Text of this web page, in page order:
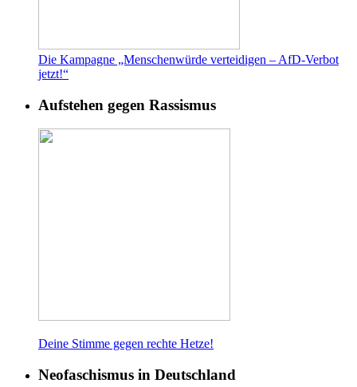
Die Kampagne „Menschenwürde verteidigen – AfD-Verbot
jetzt!“
Aufstehen gegen Rassismus
Deine Stimme gegen rechte Hetze!
Neofaschismus in Deutschland